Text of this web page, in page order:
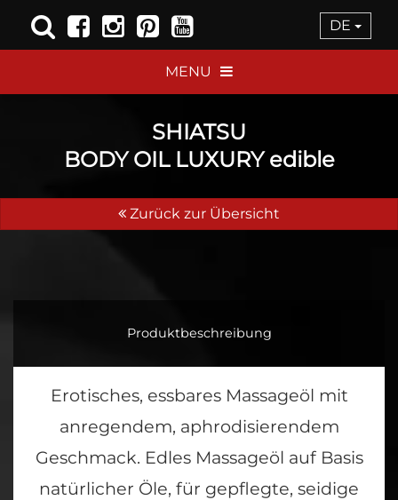
DE
MENU
SHIATSU
BODY OIL LUXURY edible
Zurück zur Übersicht
Produktbeschreibung
Erotisches, essbares Massageöl mit
anregendem, aphrodisierendem
Geschmack. Edles Massageöl auf Basis
natürlicher Öle, für gepflegte, seidige